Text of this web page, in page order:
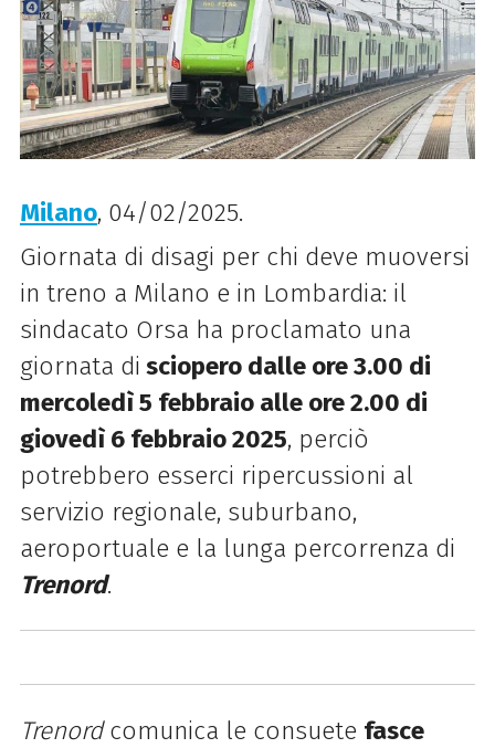
Milano, 04/02/2025.
Giornata di disagi per chi deve muoversi
in treno a Milano e in Lombardia: il
sindacato Orsa ha proclamato una
giornata di sciopero dalle ore 3.00 di
mercoledì 5 febbraio alle ore 2.00 di
giovedì 6 febbraio 2025, perciò
potrebbero esserci ripercussioni al
servizio regionale, suburbano,
aeroportuale e la lunga percorrenza di
Trenord.
Trenordcomunica le consuete fasce